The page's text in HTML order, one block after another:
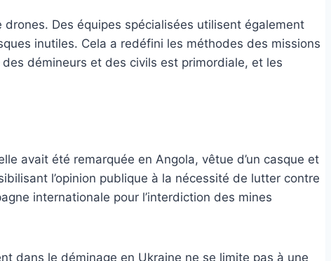
Des équipes spécialisées utilisent également
inutiles. Cela a redéfini les méthodes des missions
démineurs et des civils est primordiale, et les
avait été remarquée en Angola, vêtue d’un casque et
l’opinion publique à la nécessité de lutter contre
internationale pour l’interdiction des mines
dans le déminage en Ukraine ne se limite pas à une